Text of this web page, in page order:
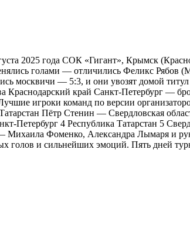
2025 года СОК «Гигант», Крымск
голами — отличились Феликс
москвичи — 5:3, и они увозят домой
край Санкт-Петербург —
игроки команд по версии
Пётр Стенин — Свердловская
4 Республика Татарстан 5
— Михаила Фоменко, Александра Лымаря и
и сильнейших эмоций. Пять дней